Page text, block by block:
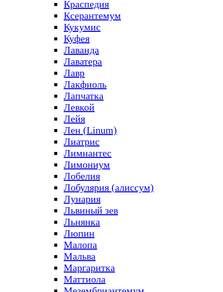
Краспедия
Ксерантемум
Кукумис
Куфея
Лаванда
Лаватера
Лавр
Лакфиоль
Лапчатка
Левкой
Лейя
Лен (Linum)
Лиатрис
Лимнантес
Лимониум
Лобелия
Лобулярия (алиссум)
Лунария
Львиный зев
Льнянка
Люпин
Малопа
Мальва
Маргаритка
Маттиола